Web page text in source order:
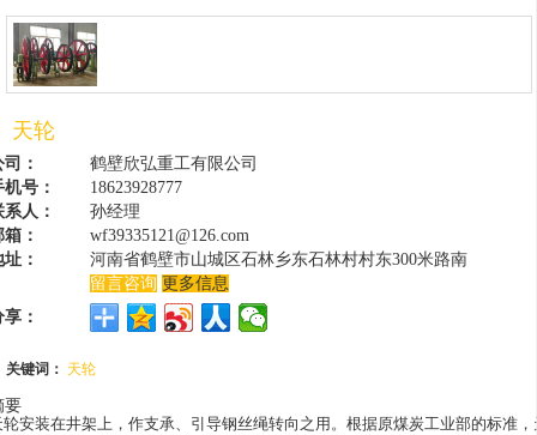
天轮
：
鹤壁欣弘重工有限公司
机号：
18623928777
系人：
孙经理
：
wf39335121@126.com
：
河南省鹤壁市山城区石林乡东石林村村东300米路南
留言咨询 更多信息
：
关键词： 天轮
要
轮安装在井架上，作支承、引导钢丝绳转向之用。根据原煤炭工业部的标准，